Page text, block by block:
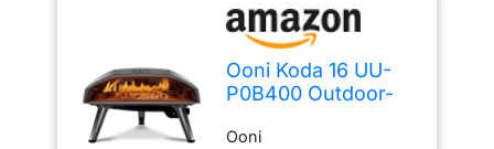
Ooni Koda 16 UU-
P0B400 Outdoor-
Ooni